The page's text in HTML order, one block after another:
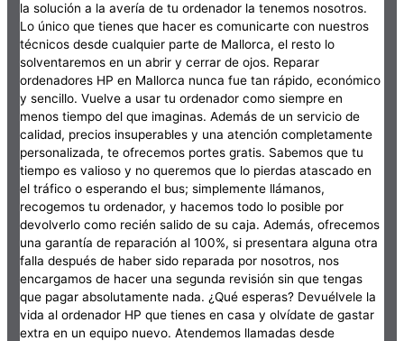
la solución a la avería de tu ordenador la tenemos nosotros.
Lo único que tienes que hacer es comunicarte con nuestros
técnicos desde cualquier parte de Mallorca, el resto lo
solventaremos en un abrir y cerrar de ojos. Reparar
ordenadores HP en Mallorca nunca fue tan rápido, económico
y sencillo. Vuelve a usar tu ordenador como siempre en
menos tiempo del que imaginas. Además de un servicio de
calidad, precios insuperables y una atención completamente
personalizada, te ofrecemos portes gratis. Sabemos que tu
tiempo es valioso y no queremos que lo pierdas atascado en
el tráfico o esperando el bus; simplemente llámanos,
recogemos tu ordenador, y hacemos todo lo posible por
devolverlo como recién salido de su caja. Además, ofrecemos
una garantía de reparación al 100%, si presentara alguna otra
falla después de haber sido reparada por nosotros, nos
encargamos de hacer una segunda revisión sin que tengas
que pagar absolutamente nada. ¿Qué esperas? Devuélvele la
vida al ordenador HP que tienes en casa y olvídate de gastar
extra en un equipo nuevo. Atendemos llamadas desde